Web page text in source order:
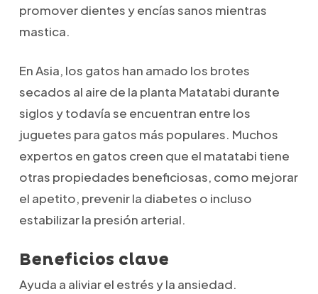
promover dientes y encías sanos mientras
mastica.
En Asia, los gatos han amado los brotes
secados al aire de la planta Matatabi durante
siglos y todavía se encuentran entre los
juguetes para gatos más populares. Muchos
expertos en gatos creen que el matatabi tiene
otras propiedades beneficiosas, como mejorar
el apetito, prevenir la diabetes o incluso
estabilizar la presión arterial.
Beneficios clave
Ayuda a aliviar el estrés y la ansiedad.